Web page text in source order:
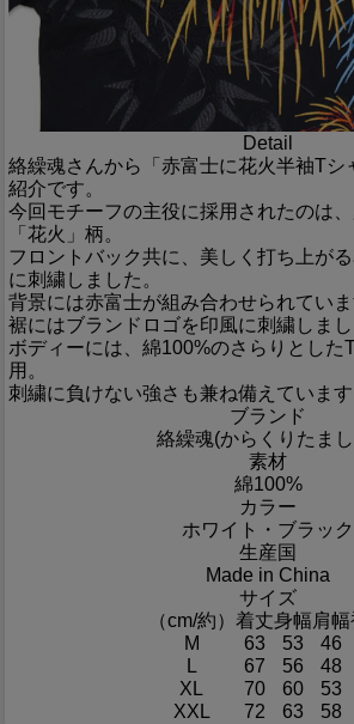
Detail
絡繰魂さんから「赤富士に花火半袖Tシ
紹介です。
今回モチーフの主役に採用されたのは
「花火」柄。
フロントバック共に、美しく打ち上が
に刺繍しました。
背景には赤富士が組み合わせられていま
裾にはブランドロゴを印風に刺繍しまし
ボディーには、綿100%のさらりとした
用。
刺繍に負けない強さも兼ね備えています
ブランド
絡繰魂(からくりたま
素材
綿100%
カラー
ホワイト・ブラック
生産国
Made in China
サイズ
（cm/約） 着丈身幅肩幅
M
63 53 46
L
67 56 48
XL
70 60 53
XXL
72 63 58